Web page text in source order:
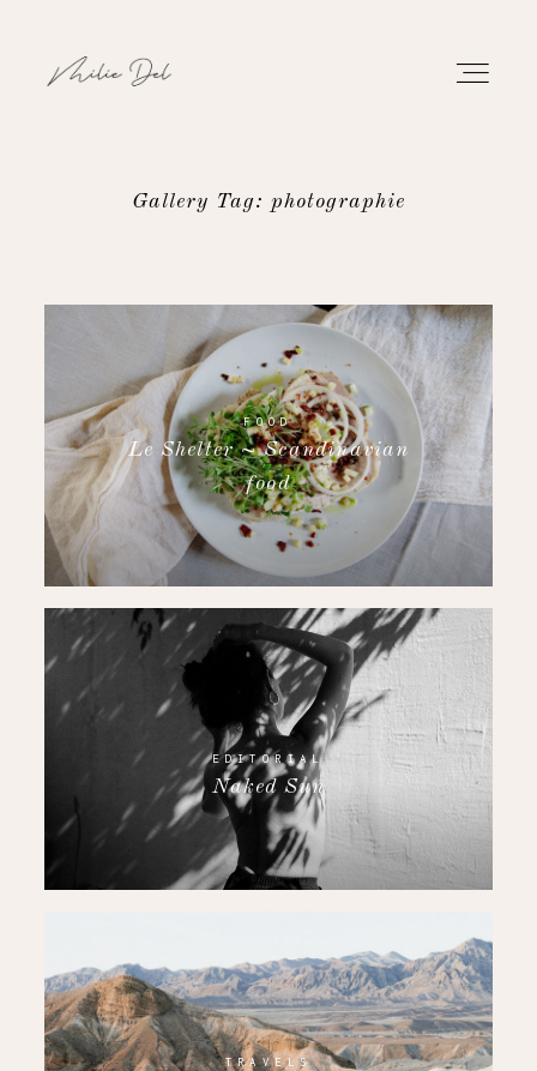
CONTACT
Gallery Tag: photographie
FOOD
Le Shelter ~ Scandinavian
food
EDITORIAL
Naked Sun
TRAVELS